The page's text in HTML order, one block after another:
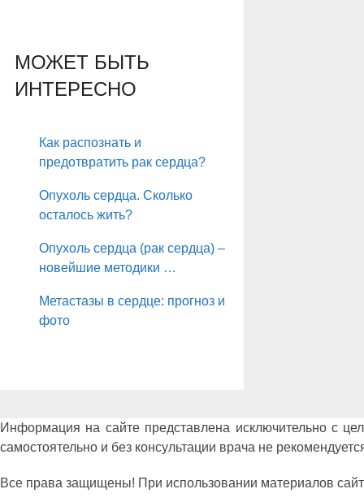
МОЖЕТ БЫТЬ
ИНТЕРЕСНО
Как распознать и
предотвратить рак сердца?
Опухоль сердца. Сколько
осталось жить?
Опухоль сердца (рак сердца) –
новейшие методики …
Метастазы в сердце: прогноз и
фото
Информация на сайте представлена исключительно с
самостоятельно и без консультации врача не
Все права защищены! При использовании материалов